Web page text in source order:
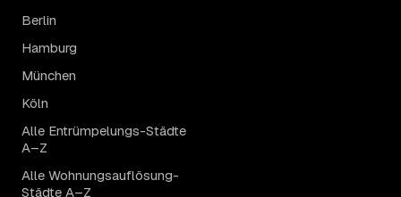
Berlin
Hamburg
München
Köln
Alle Entrümpelungs-Städte
A–Z
Alle Wohnungsauflösung-
Städte A–Z